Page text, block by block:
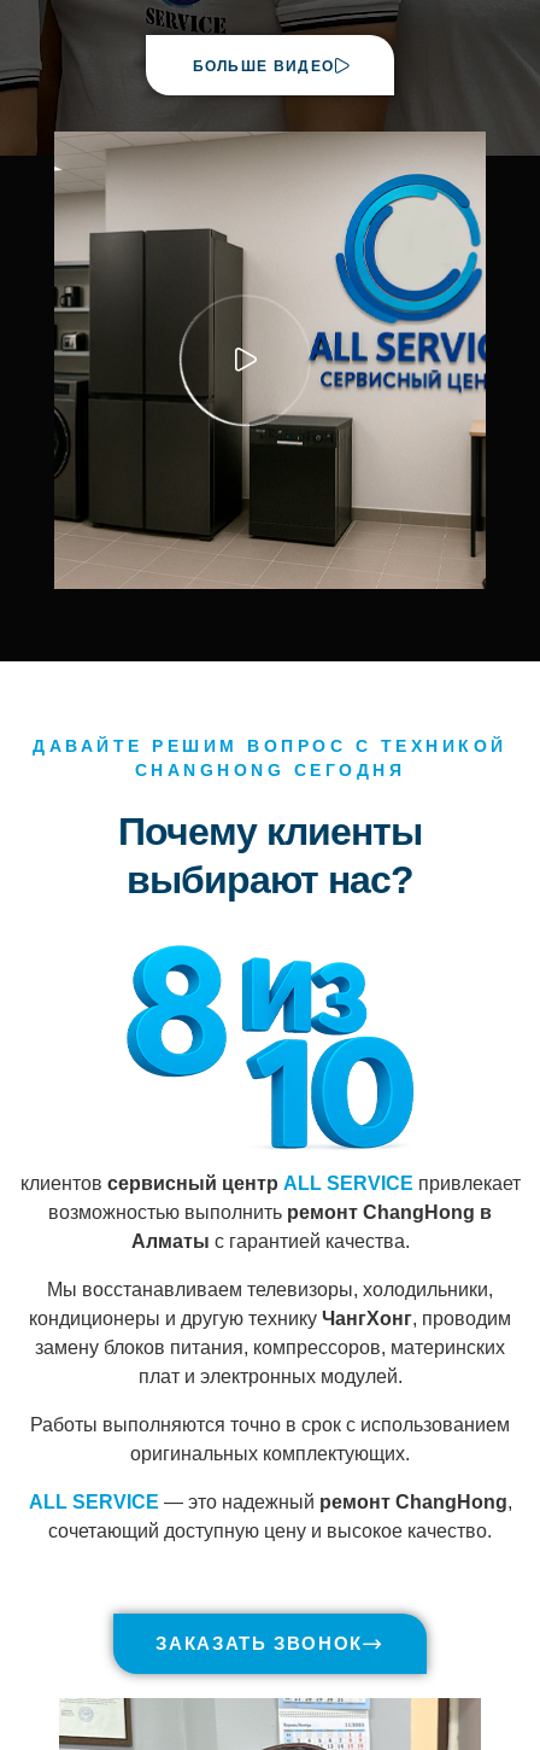
БОЛЬШЕ ВИДЕО
ДАВАЙТЕ РЕШИМ ВОПРОС С ТЕХНИКОЙ
CHANGHONG СЕГОДНЯ
Почему клиенты
выбирают нас?
клиентов сервисный центр ALL SERVICE привлекает
возможностью выполнить ремонт ChangHong в
Алматы с гарантией качества.
Мы восстанавливаем телевизоры, холодильники,
кондиционеры и другую технику ЧангХонг, проводим
замену блоков питания, компрессоров, материнских
плат и электронных модулей.
Работы выполняются точно в срок с использованием
оригинальных комплектующих.
ALL SERVICE — это надежный ремонт ChangHong,
сочетающий доступную цену и высокое качество.
ЗАКАЗАТЬ ЗВОНОК